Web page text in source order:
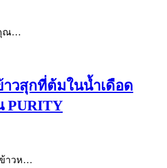
คุณ…
วสุกที่ต้มในน้ำเดือด
PURITY
าวห…